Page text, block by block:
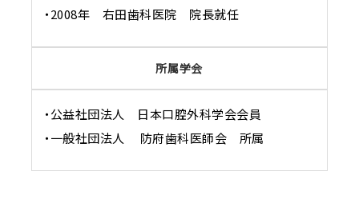
・2008年 右田歯科医院 院長就任
所属学会
・公益社団法人 日本口腔外科学会会員
・一般社団法人 防府歯科医師会 所属